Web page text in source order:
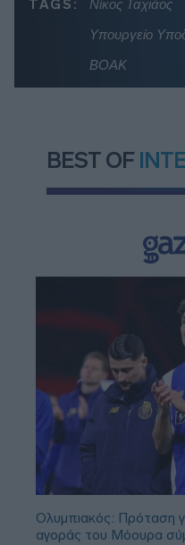
TAGS:
Νίκος Ταχιάος
Υπουργείο
ΒΟΑΚ
BEST OF
Ολυμπιακός: Πρόταση
αγοράς του Μόουρα